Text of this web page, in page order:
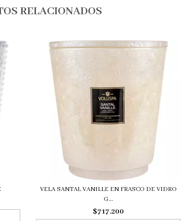
RELACIONADOS
VELA SANTAL VANILLE EN FRASCO DE VIDRO
G...
$717.200